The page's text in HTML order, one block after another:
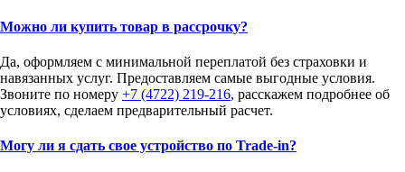
Можно ли купить товар в рассрочку?
Да, оформляем с минимальной переплатой без страховки и
навязанных услуг. Предоставляем самые выгодные условия.
Звоните по номеру +7 (4722) 219-216, расскажем подробнее об
условиях, сделаем предварительный расчет.
Могу ли я сдать свое устройство по Trade-in?